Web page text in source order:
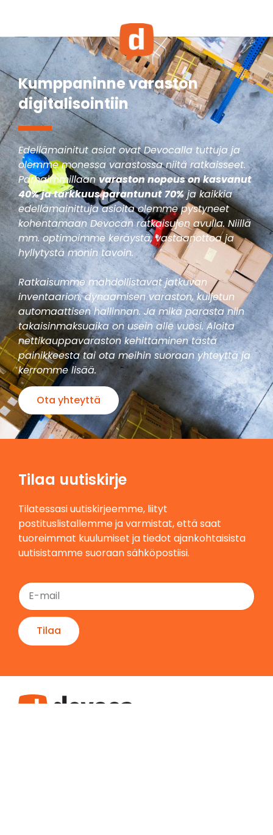
Kumppaninne varaston
digitalisointiin
Edellämainitut asiat ovat Devocalla tuttuja ja
olemme monessa varastossa niitä ratkaisseet.
Parhaimmillaanvaraston nopeus on kasvanut
40% ja tarkkuus parantunut 70%ja kaikkia
edellämainittuja asioita olemme pystyneet
kohentamaan Devocan ratkaisujen avulla. Niillä
mm. optimoimme keräystä, vastaanottoa ja
hyllytystä monin tavoin.
Ratkaisumme mahdollistavat jatkuvan
inventaarion, dynaamisen varaston, kuljetun
automaattisen hallinnan. Ja mikä parasta niin
takaisinmaksuaika on usein alle vuosi. Aloita
nettikauppavaraston kehittäminen tästä
painikkeesta tai ota meihin suoraan yhteyttä ja
kerromme lisää.
Ota yhteyttä
Tilaa uutiskirje
Tilatessasi uutiskirjeemme, liityt
postituslistallemme ja varmistat, että saat
tuoreimmat kuulumiset ja tiedot ajankohtaisista
uutisistamme suoraan sähköpostiisi.
Tilaa